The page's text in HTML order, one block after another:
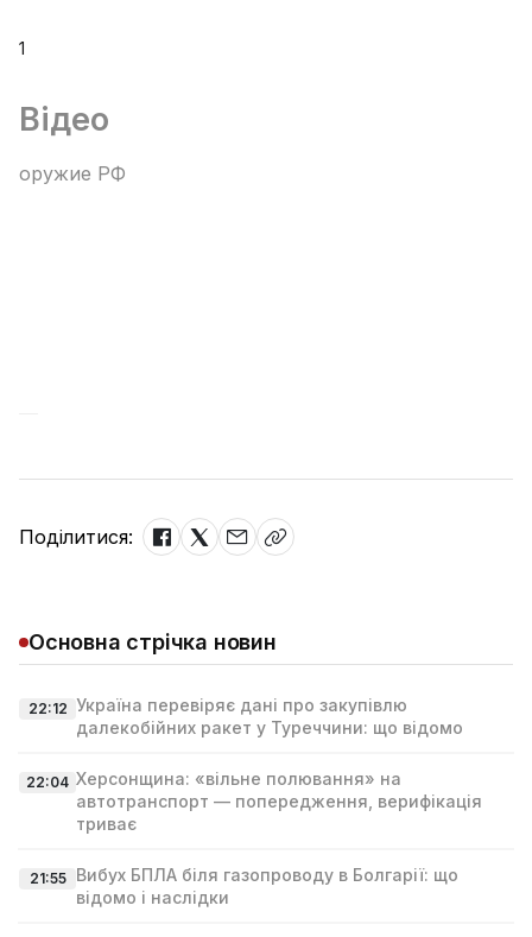
1
Відео
оружие РФ
Поділитися:
Основна стрічка новин
22:12 Україна перевіряє дані про закупівлю
далекобійних ракет у Туреччини: що відомо
22:04 Херсонщина: «вільне полювання» на
автотранспорт — попередження, верифікація
триває
21:55
Вибух БПЛА біля газопроводу в Болгарії: що
відомо і наслідки